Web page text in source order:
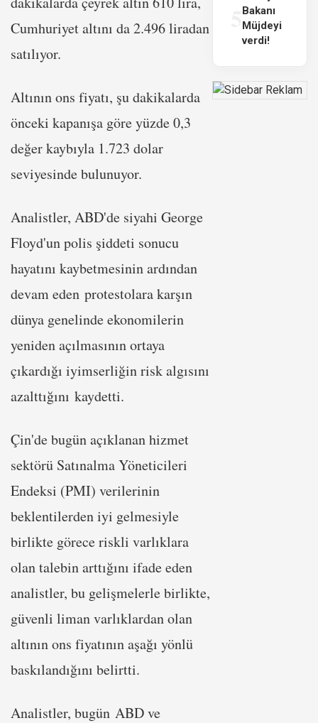
Cumhuriyet altını da 2.496 liradan
satılıyor.
Altının ons fiyatı, şu dakikalarda
önceki kapanışa göre yüzde 0,3
değer kaybıyla 1.723 dolar
seviyesinde bulunuyor.
Analistler, ABD'de siyahi George
Floyd'un polis şiddeti sonucu
hayatını kaybetmesinin ardından
devam eden protestolara karşın
dünya genelinde ekonomilerin
yeniden açılmasının ortaya
çıkardığı iyimserliğin risk algısını
azalttığını kaydetti.
Çin'de bugün açıklanan hizmet
sektörü Satınalma Yöneticileri
Endeksi (PMI) verilerinin
beklentilerden iyi gelmesiyle
birlikte görece riskli varlıklara
olan talebin arttığını ifade eden
analistler, bu gelişmelerle birlikte,
güvenli liman varlıklardan olan
altının ons fiyatının aşağı yönlü
baskılandığını belirtti.
Analistler, bugün ABD ve
Bakanı
Müjdeyi
verdi!